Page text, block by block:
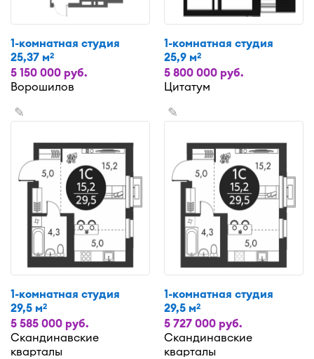
1-комнатная студия
25,37 м2
5 150 000 руб.
Ворошилов
1-комнатная студия
25,9 м2
5 800 000 руб.
Цитатум
✎
1-комнатная студия
29,5 м2
5 585 000 руб.
Скандинавские
кварталы
✎
1-комнатная студия
29,5 м2
5 727 000 руб.
Скандинавские
кварталы